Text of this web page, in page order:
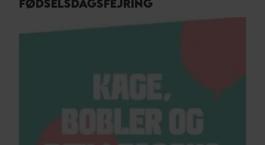
FØDSELSDAGSFEJRING